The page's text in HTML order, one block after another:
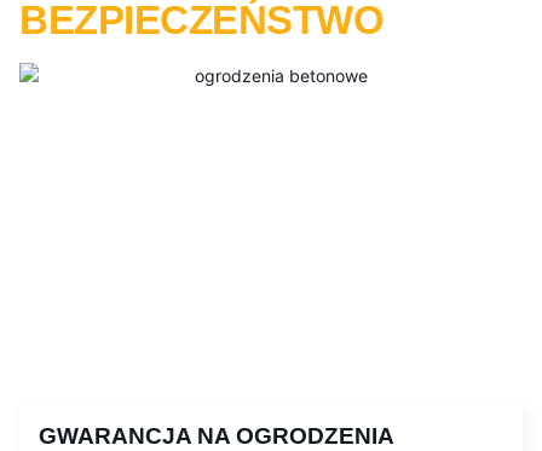
BEZPIECZEŃSTWO
GWARANCJA NA OGRODZENIA